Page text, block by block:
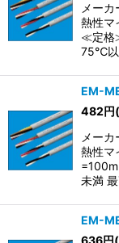
メー
熱性マ
≪定格
75℃以
EM-
482円
メー
熱性マ
未満
EM-